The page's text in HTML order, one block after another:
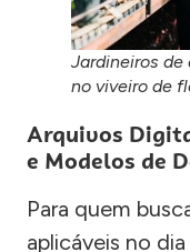
Jardineiros
no viveiro de
Arquivos
e Modelos de
Para quem
aplicáveis no